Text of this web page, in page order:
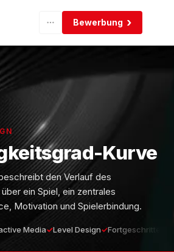
Bewerbung
Kurve
den Verlauf des
ein Spiel, ein zentrales
Motivation und Spielerbindung.
Media Level Design Fortgeschritten